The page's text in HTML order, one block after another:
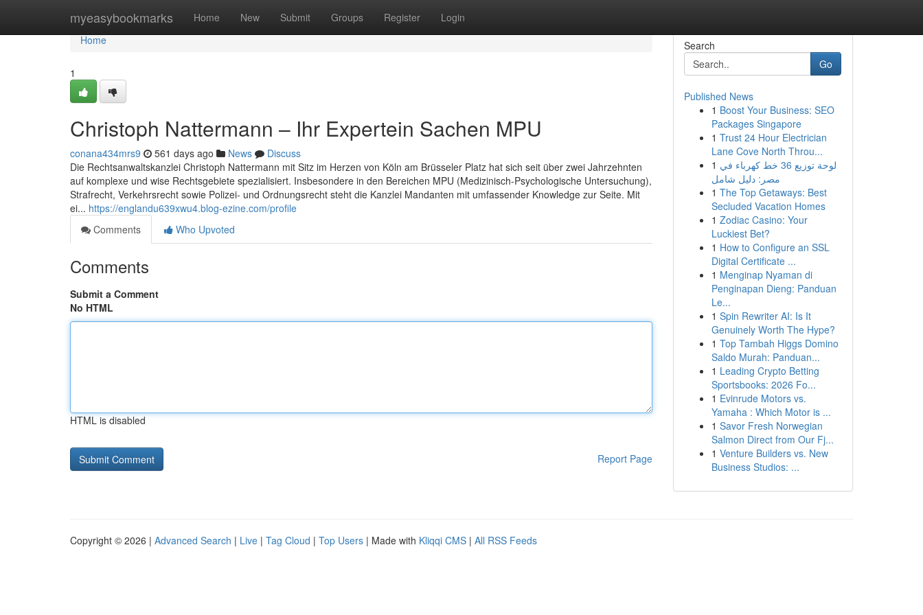
myeasybookmarks Home New Submit Groups Register Login
Home
Home
1
Christoph Nattermann – Ihr Expertein Sachen MPU
conana434mrs9 561 days ago News
Discuss
Die Rechtsanwaltskanzlei Christoph Nattermann mit Sitz im Herzen von Köln am Brüsseler Platz hat sich seit über zwei Jahrzehnten
auf komplexe und wise Rechtsgebiete spezialisiert. Insbesondere in den Bereichen MPU (Medizinisch-Psychologische Untersuchung),
Strafrecht, Verkehrsrecht sowie Polizei- und Ordnungsrecht steht die Kanzlei Mandanten mit umfassender Knowledge zur Seite. Mit
ei... https://englandu639xwu4.blog-ezine.com/profile
Comments
Who Upvoted
Comments
Submit a Comment
No HTML
HTML is disabled
Report Page
Search
Go
Published News
1 Boost Your Business: SEO
Packages Singapore
1 Trust 24 Hour Electrician
Lane Cove North Throu...
1 لوحة توزيع 36 خط كهرباء في
مصر: دليل شامل
1 The Top Getaways: Best
Secluded Vacation Homes
1 Zodiac Casino: Your
Luckiest Bet?
1 How to Configure an SSL
Digital Certificate ...
1 Menginap Nyaman di
Penginapan Dieng: Panduan
Le...
1 Spin Rewriter AI: Is It
Genuinely Worth The Hype?
1 Top Tambah Higgs Domino
Saldo Murah: Panduan...
1 Leading Crypto Betting
Sportsbooks: 2026 Fo...
1 Evinrude Motors vs.
Yamaha : Which Motor is ...
1 Savor Fresh Norwegian
Salmon Direct from Our Fj...
1 Venture Builders vs. New
Business Studios: ...
Copyright © 2026 | Advanced Search | Live | Tag Cloud | Top Users | Made with Kliqqi CMS | All RSS Feeds